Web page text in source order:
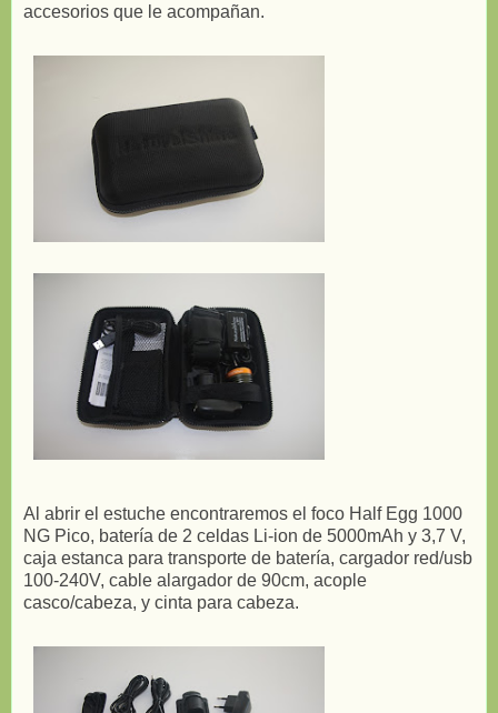
accesorios que le acompañan.
Al abrir el estuche encontraremos el foco Half Egg 1000
NG Pico, batería de 2 celdas Li-ion de 5000mAh y 3,7 V,
caja estanca para transporte de batería, cargador red/usb
100-240V, cable alargador de 90cm, acople
casco/cabeza, y cinta para cabeza.